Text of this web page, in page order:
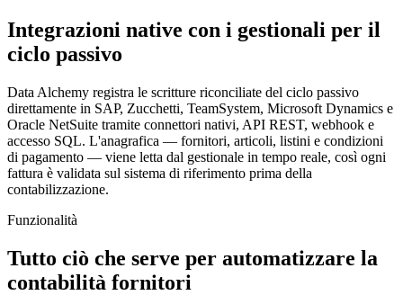
Integrazioni native con i gestionali per il
ciclo passivo
Data Alchemy registra le scritture riconciliate del ciclo passivo
direttamente in SAP, Zucchetti, TeamSystem, Microsoft Dynamics e
Oracle NetSuite tramite connettori nativi, API REST, webhook e
accesso SQL. L'anagrafica — fornitori, articoli, listini e condizioni
di pagamento — viene letta dal gestionale in tempo reale, così ogni
fattura è validata sul sistema di riferimento prima della
contabilizzazione.
Funzionalità
Tutto ciò che serve per automatizzare la
contabilità fornitori